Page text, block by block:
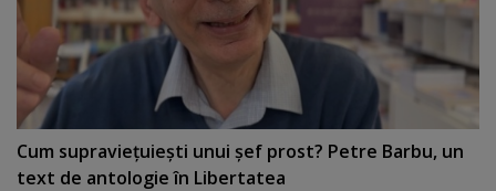
Cum supravieţuieşti unui şef prost? Petre Barbu, un
text de antologie în Libertatea